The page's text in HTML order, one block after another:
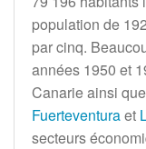
population de
par cinq.
années 1950 et
Canarie ainsi
Fuerteventuraet
secteurs